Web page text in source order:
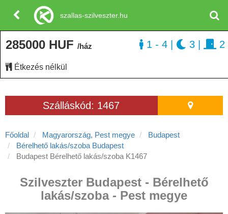
Szálláskód: 1467
Főoldal Magyarország, Pest megye
Budapest
Bérelhető lakás/szoba Budapest
Budapest Bérelhető lakás/szoba K1467
Szilveszter Budapest - Bérelhető
lakás/szoba - Pest megye
285000 HUF /ház
Étkezés nélkül
1 - 4 3 2
szallas-szilveszter.hu